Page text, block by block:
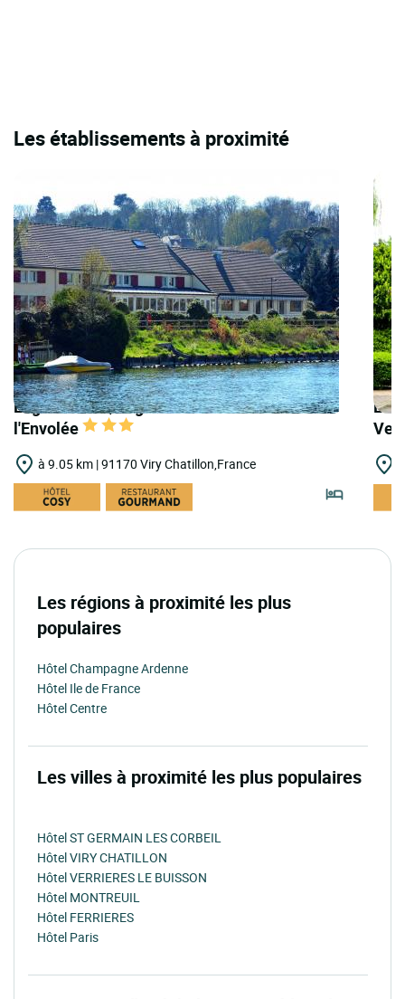
Les établissements à proximité
Logis Hôtels | Logis Hôtel des Lacs Rest.
l'Envolée
à 9.05 km | 91170 Viry Chatillon,France
Les régions à proximité les plus
populaires
Hôtel Champagne Ardenne
Hôtel Ile de France
Hôtel Centre
Les villes à proximité les plus populaires
Hôtel ST GERMAIN LES CORBEIL
Hôtel VIRY CHATILLON
Hôtel VERRIERES LE BUISSON
Hôtel MONTREUIL
Hôtel FERRIERES
Hôtel Paris